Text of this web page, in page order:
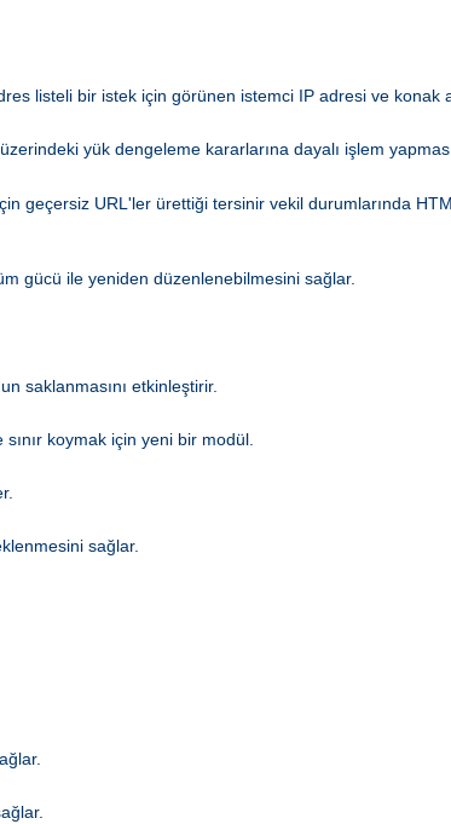
listeli bir istek için görünen istemci IP adresi ve konak
yük dengeleme kararlarına dayalı işlem
geçersiz URL'ler ürettiği tersinir vekil durumlarında
gücü ile yeniden düzenlenebilmesini sağlar.
saklanmasını etkinleştirir.
koymak için yeni bir modül.
sağlar.